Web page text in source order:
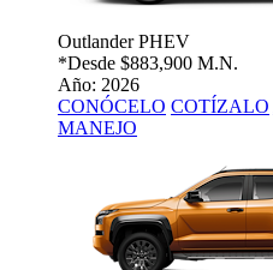
Outlander PHEV
*Desde $883,900 M.N.
Año: 2026
CONÓCELO COTÍZALO
MANEJO